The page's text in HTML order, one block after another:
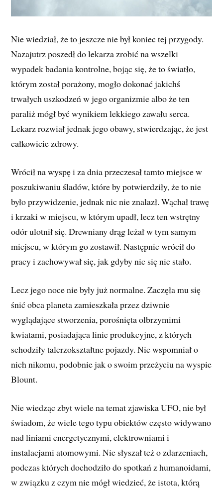
Nie wiedział, że to jeszcze nie był koniec tej przygody.
Nazajutrz poszedł do lekarza zrobić na wszelki
wypadek badania kontrolne, bojąc się, że to światło,
którym został porażony, mogło dokonać jakichś
trwałych uszkodzeń w jego organizmie albo że ten
paraliż mógł być wynikiem lekkiego zawału serca.
Lekarz rozwiał jednak jego obawy, stwierdzając, że jest
całkowicie zdrowy.
Wrócił na wyspę i za dnia przeczesał tamto miejsce w
poszukiwaniu śladów, które by potwierdziły, że to nie
było przywidzenie, jednak nic nie znalazł. Wąchał trawę
i krzaki w miejscu, w którym upadł, lecz ten wstrętny
odór ulotnił się. Drewniany drąg leżał w tym samym
miejscu, w którym go zostawił. Następnie wrócił do
pracy i zachowywał się, jak gdyby nic się nie stało.
Lecz jego noce nie były już normalne. Zaczęła mu się
śnić obca planeta zamieszkała przez dziwnie
wyglądające stworzenia, porośnięta olbrzymimi
kwiatami, posiadająca linie produkcyjne, z których
schodziły talerzokształtne pojazdy. Nie wspomniał o
nich nikomu, podobnie jak o swoim przeżyciu na wyspie
Blount.
Nie wiedząc zbyt wiele na temat zjawiska UFO, nie był
świadom, że wiele tego typu obiektów często widywano
nad liniami energetycznymi, elektrowniami i
instalacjami atomowymi. Nie słyszał też o zdarzeniach,
podczas których dochodziło do spotkań z humanoidami,
w związku z czym nie mógł wiedzieć, że istota, którą